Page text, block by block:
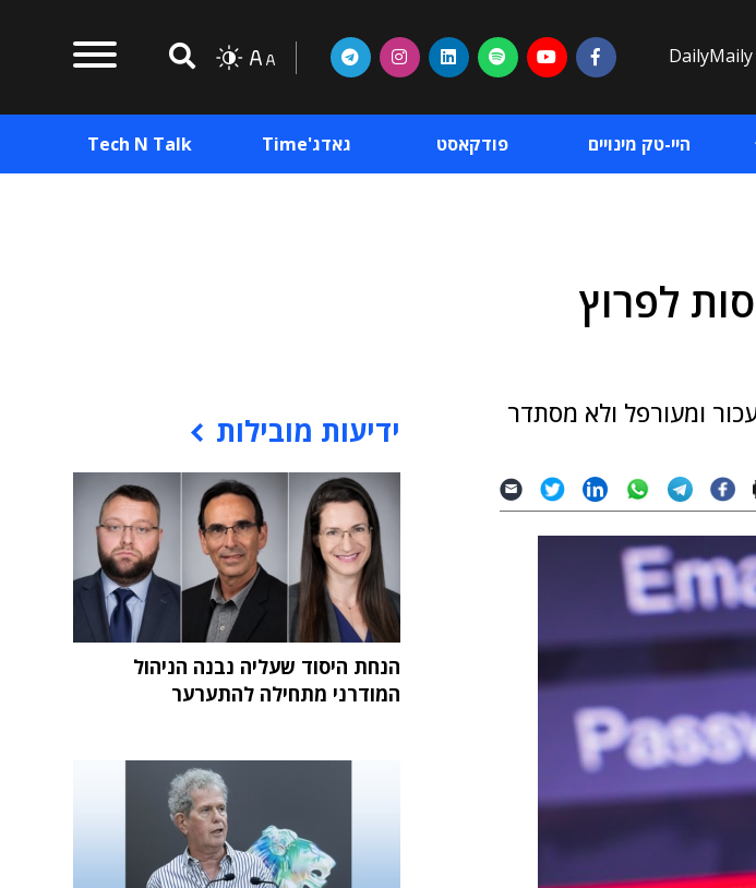
DailyMaily
היי-טק מינויים פודקאסט גאדג'Time Tech N Talk
לפרוץ
ומעורפל ולא מסתדר
ידיעות מובילות
הנחת היסוד שעליה נבנה הניהול
המודרני מתחילה להתערער